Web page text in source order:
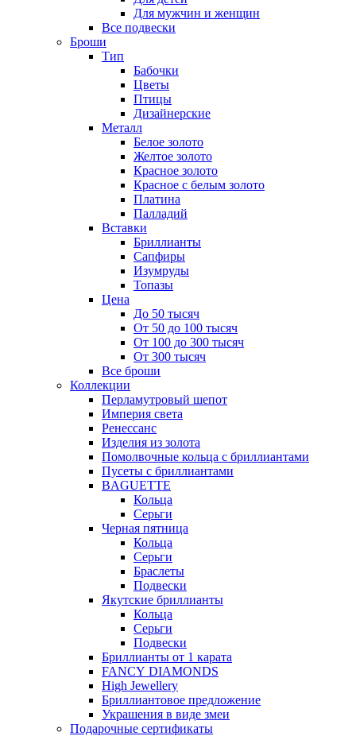
Для мужчин и женщин
Все подвески
Броши
Тип
Бабочки
Цветы
Птицы
Дизайнерские
Металл
Белое золото
Желтое золото
Красное золото
Красное с белым золото
Платина
Палладий
Вставки
Бриллианты
Сапфиры
Изумруды
Топазы
Цена
До 50 тысяч
От 50 до 100 тысяч
От 100 до 300 тысяч
От 300 тысяч
Все броши
Коллекции
Перламутровый шепот
Империя света
Ренессанс
Изделия из золота
Помолвочные кольца с бриллиантами
Пусеты с бриллиантами
BAGUETTE
Кольца
Серьги
Черная пятница
Кольца
Серьги
Браслеты
Подвески
Якутские бриллианты
Кольца
Серьги
Подвески
Бриллианты от 1 карата
FANCY DIAMONDS
High Jewellery
Бриллиантовое предложение
Украшения в виде змеи
Подарочные сертификаты